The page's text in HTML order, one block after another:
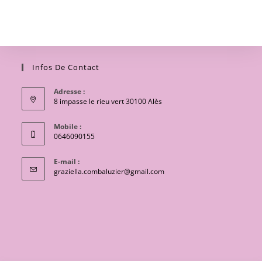
Infos De Contact
Adresse :
8 impasse le rieu vert 30100 Alès
Mobile :
0646090155
E-mail :
graziella.combaluzier@gmail.comS’ouvre